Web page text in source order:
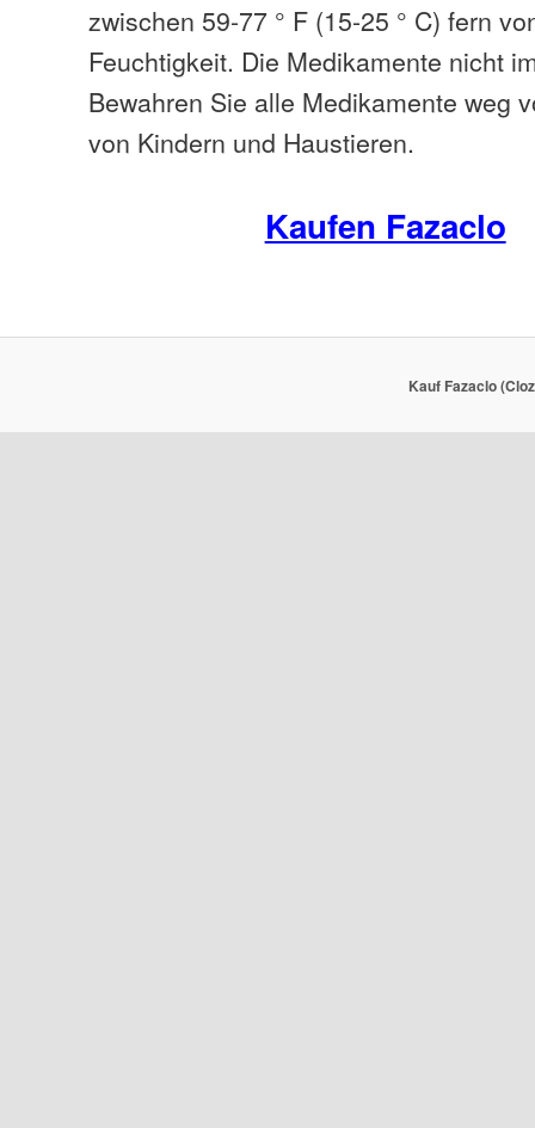
zwischen 59-77 ° F (15-25 ° C) fern
Feuchtigkeit. Die Medikamente nicht
Bewahren Sie alle Medikamente weg
von Kindern und Haustieren.
Kaufen Fazaclo
Kauf Fazaclo